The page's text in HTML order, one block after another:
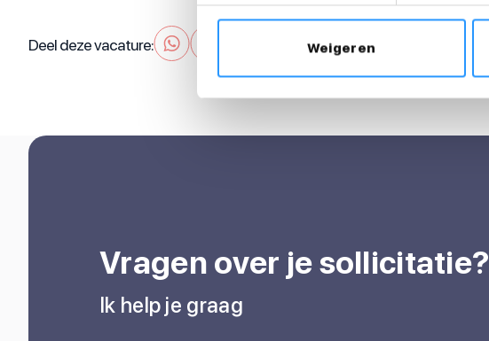
Weigeren
Deel deze vacature:
Vragen over je sollicitatie?
Ik help je graag